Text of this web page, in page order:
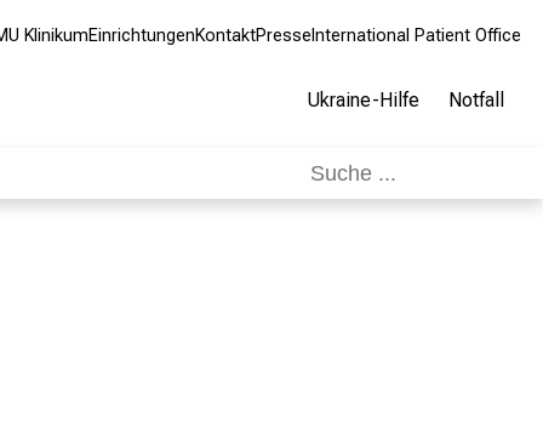
KlinikumEinrichtungenKontaktPresse International Patient Office
Ukraine-Hilfe Notfall